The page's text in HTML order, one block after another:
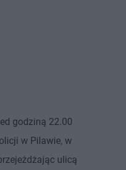
godziną 22.00
w Pilawie, w
ulicą